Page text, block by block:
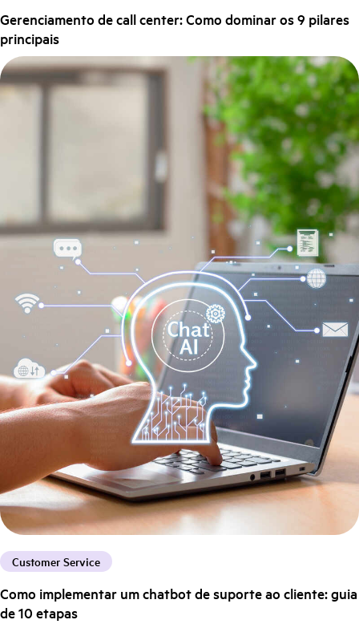
Gerenciamento de call center: Como dominar os 9 pilares
principais
Customer Service
Como implementar um chatbot de suporte ao cliente: guia
de 10 etapas